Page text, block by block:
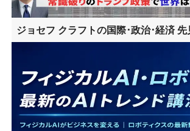
ジョセフ クラフトの国際･政治･経済